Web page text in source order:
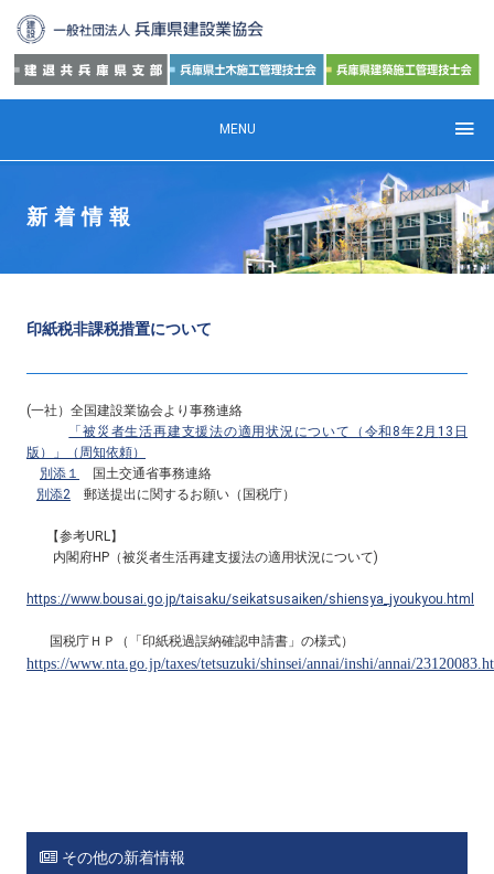
MENU
新着情報
印紙税非課税措置について
(一社）全国建設業協会より事務連絡
「被災者生活再建支援法の適用状況について（令和 8年2月 13 日
版）」（周知依頼）
別添１
国土交通省事務連絡
別添2 郵送提出に関するお願い（国税庁）
【参考URL】
内閣府HP（被災者生活再建支援法の適用状況について)
https://www.bousai.go.jp/taisaku/seikatsusaiken/shiensya_jyoukyou.html
国税庁ＨＰ（「印紙税過誤納確認申請書」の様式）
https://www.nta.go.jp/taxes/tetsuzuki/shinsei/annai/inshi/annai/
その他の新着情報